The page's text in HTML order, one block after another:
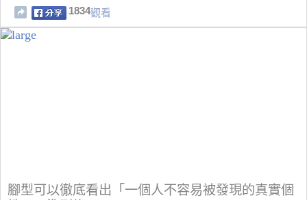
1834觀看
腳型可以徹底看出「一個人不容易被發現的真實個